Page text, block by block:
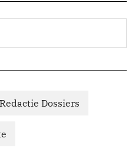
Redactie Dossiers